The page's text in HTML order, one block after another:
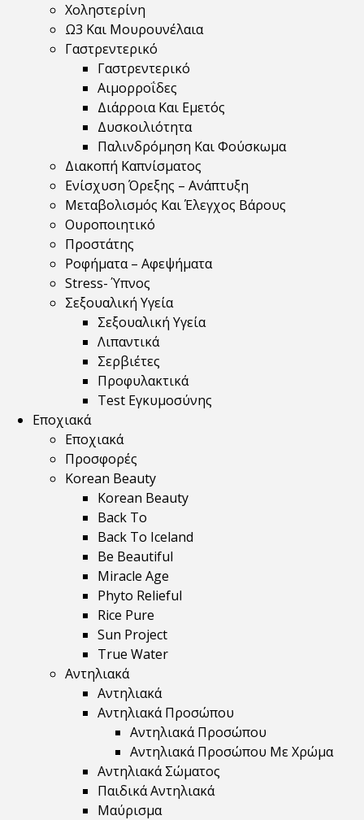
Χοληστερίνη
Ω3 Και Μουρουνέλαια
Γαστρεντερικό
Γαστρεντερικό
Αιμορροΐδες
Διάρροια Και Εμετός
Δυσκοιλιότητα
Παλινδρόμηση Και Φούσκωμα
Διακοπή Καπνίσματος
Ενίσχυση Όρεξης – Ανάπτυξη
Μεταβολισμός Και Έλεγχος Βάρους
Ουροποιητικό
Προστάτης
Ροφήματα – Αφεψήματα
Stress- Ύπνος
Σεξουαλική Υγεία
Σεξουαλική Υγεία
Λιπαντικά
Σερβιέτες
Προφυλακτικά
Test Εγκυμοσύνης
Εποχιακά
Εποχιακά
Προσφορές
Korean Beauty
Korean Beauty
Back To
Back To Iceland
Be Beautiful
Miracle Age
Phyto Relieful
Rice Pure
Sun Project
True Water
Αντηλιακά
Αντηλιακά
Αντηλιακά Προσώπου
Αντηλιακά Προσώπου
Αντηλιακά Προσώπου Με Χρώμα
Αντηλιακά Σώματος
Παιδικά Αντηλιακά
Μαύρισμα